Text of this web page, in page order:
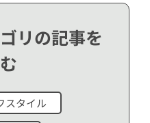
リの記事を
スタイル